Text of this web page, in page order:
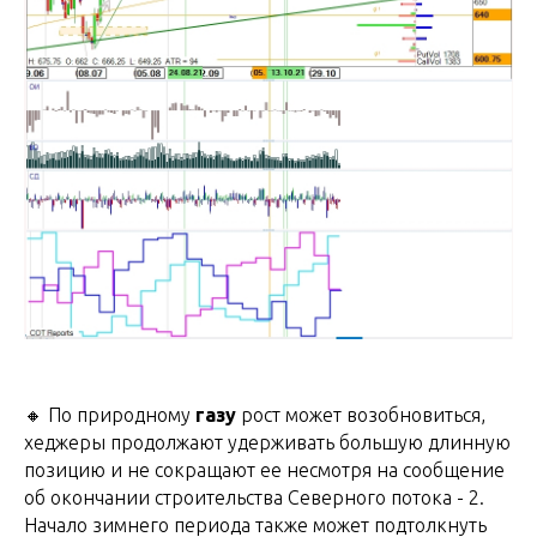
🔸 По природному газу рост может возобновиться,
хеджеры продолжают удерживать большую длинную
позицию и не сокращают ее несмотря на сообщение
об окончании строительства Северного потока - 2.
Начало зимнего периода также может подтолкнуть